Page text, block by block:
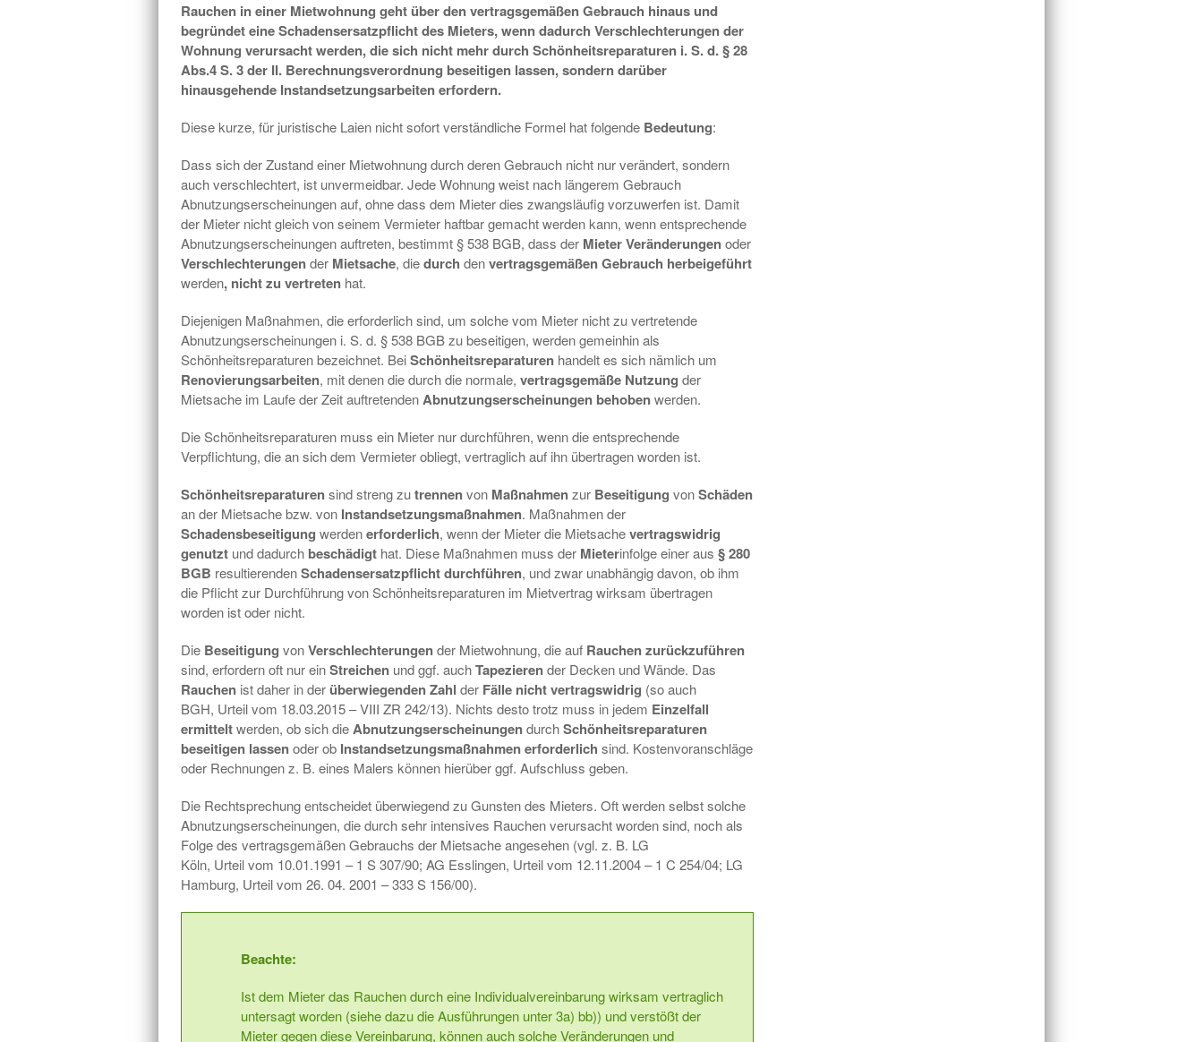
Rauchen in einer Mietwohnung geht über den vertragsgemäßen Gebrauch hinaus und
begründet eine Schadensersatzpflicht des Mieters, wenn dadurch Verschlechterungen der
Wohnung verursacht werden, die sich nicht mehr durch Schönheitsreparaturen i.S. d. § 28
Abs.4 S. 3 der II. Berechnungsverordnung beseitigen lassen, sondern darüber
hinausgehende Instandsetzungsarbeiten erfordern.
Diese kurze, für juristische Laien nicht sofort verständliche Formel hat folgende Bedeutung:
Dass sich der Zustand einer Mietwohnung durch deren Gebrauch nicht nur verändert, sondern
auch verschlechtert, ist unvermeidbar. Jede Wohnung weist nach längerem Gebrauch
Abnutzungserscheinungen auf, ohne dass dem Mieter dies zwangsläufig vorzuwerfen ist. Damit
der Mieter nicht gleich von seinem Vermieter haftbar gemacht werden kann, wenn entsprechende
Abnutzungserscheinungen auftreten, bestimmt § 538 BGB, dass der Mieter Veränderungenoder
Verschlechterungender Mietsache, diedurch denvertragsgemäßen Gebrauch herbeigeführt
werden, nicht zu vertreten hat.
Diejenigen Maßnahmen, die erforderlich sind, um solche vom Mieter nicht zu vertretende
Abnutzungserscheinungen i. S. d. § 538 BGB zu beseitigen, werden gemeinhin als
Schönheitsreparaturen bezeichnet. BeiSchönheitsreparaturen handelt es sich nämlich um
Renovierungsarbeiten, mit denen die durch die normale, vertragsgemäße Nutzung der
Mietsache im Laufe der Zeit auftretendenAbnutzungserscheinungen behobenwerden.
Die Schönheitsreparaturen muss ein Mieter nur durchführen, wenn die entsprechende
Verpflichtung, die an sich dem Vermieter obliegt, vertraglich auf ihn übertragen worden ist.
Schönheitsreparaturensind streng zutrennenvon Maßnahmenzur Beseitigung vonSchäden
an der Mietsache bzw. von Instandsetzungsmaßnahmen. Maßnahmen der
Schadensbeseitigung werdenerforderlich, wenn der Mieter die Mietsachevertragswidrig
genutzt und dadurch beschädigt hat. Diese Maßnahmen muss der Mieterinfolge einer aus § 280
BGB resultierendenSchadensersatzpflicht durchführen, und zwar unabhängig davon, ob ihm
die Pflicht zur Durchführung von Schönheitsreparaturen im Mietvertrag wirksam übertragen
worden ist oder nicht.
Die Beseitigung vonVerschlechterungender Mietwohnung, die auf Rauchen zurückzuführen
sind, erfordern oft nur einStreichen und ggf. auchTapezierender Decken und Wände. Das
Rauchen ist daher in der überwiegenden Zahl der Fälle nicht vertragswidrig (so auch
BGH, Urteil vom 18.03.2015 – VIII ZR 242/13). Nichts desto trotz muss in jedem Einzelfall
ermitteltwerden, ob sich dieAbnutzungserscheinungendurchSchönheitsreparaturen
beseitigen lassenoder ob Instandsetzungsmaßnahmen erforderlich sind. Kostenvoranschläge
oder Rechnungen z. B. eines Malers können hierüber ggf. Aufschluss geben.
Die Rechtsprechung entscheidet überwiegend zu Gunsten des Mieters. Oft werden selbst solche
Abnutzungserscheinungen, die durch sehr intensives Rauchen verursacht worden sind, noch als
Folge des vertragsgemäßen Gebrauchs der Mietsache angesehen (vgl. z. B. LG
Köln, Urteil vom 10.01.1991 – 1 S 307/90; AG Esslingen, Urteil vom 12.11.2004 – 1 C 254/04; LG
Hamburg, Urteil vom 26. 04. 2001 – 333 S 156/00).
Beachte:
Ist dem Mieter das Rauchen durch eine Individualvereinbarung wirksam vertraglich
untersagt worden (siehe dazu die Ausführungen unter 3a) bb)) und verstößt der
Mieter gegen diese Vereinbarung, können auch solche Veränderungen und